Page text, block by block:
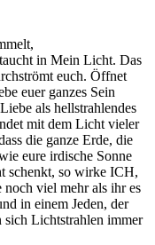
in Mein Licht. Das
euch. Öffnet
euer ganzes Sein
als hellstrahlendes
mit dem Licht vieler
die ganze Erde, die
eure irdische Sonne
schenkt, so wirke ICH,
viel mehr als ihr es
in einem Jeden, der
Lichtstrahlen immer